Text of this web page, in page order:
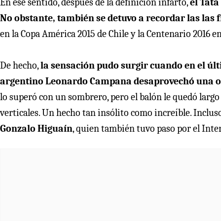
No obstante, también se detuvo a recordar las
en la Copa América 2015 de Chile y la Centenario 2016
De hecho,la sensación pudo surgir cuando en el
argentino Leonardo Campana desaprovechó una
lo superó con un sombrero, pero el balón le quedó
verticales. Un hecho tan insólito como increíble.
Gonzalo Higuaín, quien también tuvo paso por el